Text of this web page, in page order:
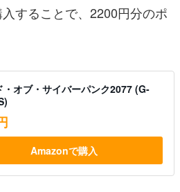
することで、2200円分のポ
・オブ・サイバーパンク2077 (G-
Amazonで購入